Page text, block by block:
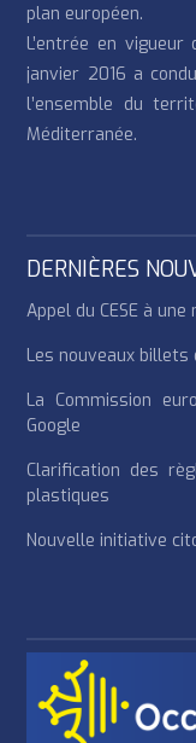
plan européen.
L’entrée en
janvier 2016 a
l’ensemble du
Méditerranée.
DERNIÈRES
Appel du CESE à
Les nouveaux billets
La Commission
Google
Clarification des
plastiques
Nouvelle initiative